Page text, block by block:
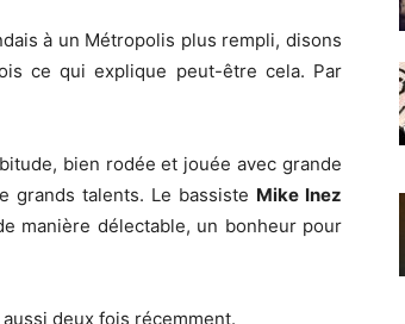
à un Métropolis plus rempli, disons
ce qui explique peut-être cela. Par
bien rodée et jouée avec grande
grands talents. Le bassiste Mike Inez
manière délectable, un bonheur pour
deux fois récemment.